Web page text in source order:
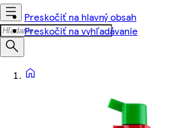
Preskočiť na hlavný obsah
Preskočiť na vyhľadávanie